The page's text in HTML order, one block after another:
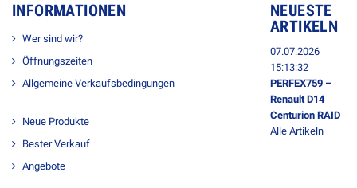
INFORMATIONEN
Wer sind wir?
Öffnungszeiten
Allgemeine Verkaufsbedingungen
Neue Produkte
Bester Verkauf
Angebote
NEUESTE
ARTIKELN
07.07.2026
15:13:32
PERFEX759 –
Renault D14
Centurion RAID
Alle Artikeln